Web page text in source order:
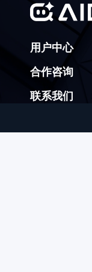
用户中心
合作咨询
联系我们